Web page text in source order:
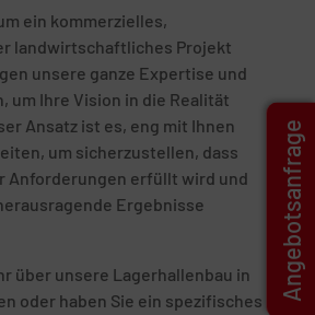
ein kommerzielles,
landwirtschaftliches Projekt
unsere ganze Expertise und
um Ihre Vision in die Realität
Ansatz ist es, eng mit Ihnen
um sicherzustellen, dass
Anforderungen erfüllt wird und
Ergebnisse
über unsere Lagerhallenbau in
oder haben Sie ein spezifisches
Angebotsanfrage